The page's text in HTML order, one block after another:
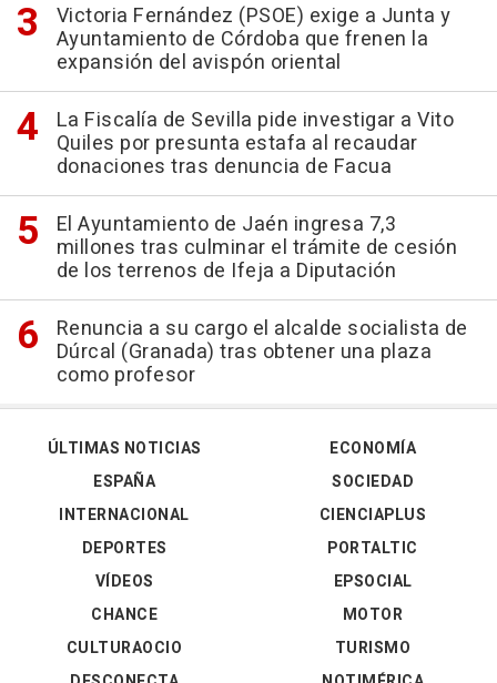
Victoria Fernández (PSOE) exige a Junta y
Ayuntamiento de Córdoba que frenen la
expansión del avispón oriental
La Fiscalía de Sevilla pide investigar a Vito
Quiles por presunta estafa al recaudar
donaciones tras denuncia de Facua
El Ayuntamiento de Jaén ingresa 7,3
millones tras culminar el trámite de cesión
de los terrenos de Ifeja a Diputación
Renuncia a su cargo el alcalde socialista de
Dúrcal (Granada) tras obtener una plaza
como profesor
ÚLTIMAS NOTICIAS
ESPAÑA
INTERNACIONAL
DEPORTES
VÍDEOS
ECONOMÍA
SOCIEDAD
CIENCIAPLUS
PORTALTIC
EPSOCIAL
CHANCE
CULTURAOCIO
MOTOR
TURISMO